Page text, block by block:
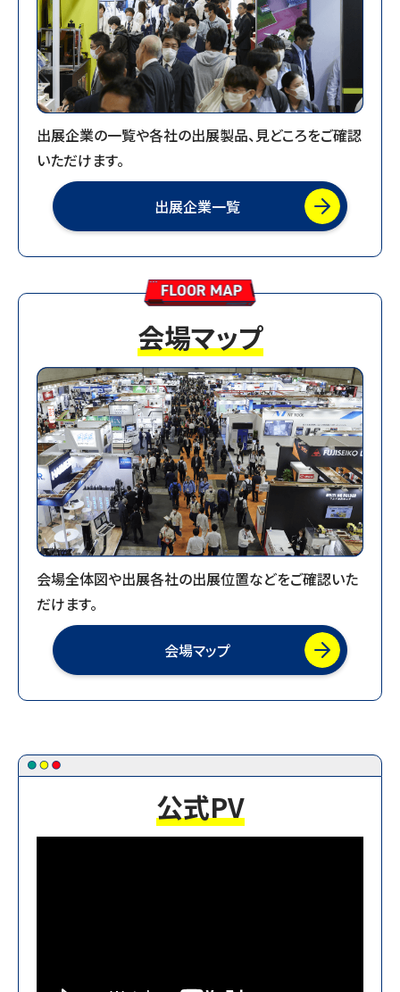
2025.10.25
【10月24日（金）来場者数】23,714人／3日間合計：
63,636人
2025.10.24
【10月23日（木）来場者数】21,194人／2日間合計：
39,922人
2025.10.23
【お知らせ】会場速報を公開しました
【お知らせ】あおなみ線の増便決定について
2025.09.01
【お知らせ】事前来場登録開始しました。
2025.08.01
【お知らせ】主催者セミナーを公開しました。
2025.08.01
【お知らせ】主催者企画展示を公開しました。
2025.08.01
【お知らせ】出展者ワークショップを公開しました。
2025.08.01
【お知らせ】-見どころ紹介-「MECTここが激アツ！！」
2025.07.07
2025.04.14
出展企業の一覧や各社の出展製品、見どころをご確認
いただけます。
出展企業一覧
会場マップ
会場全体図や出展各社の出展位置などをご確認いた
だけます。
会場マップ
公式PV